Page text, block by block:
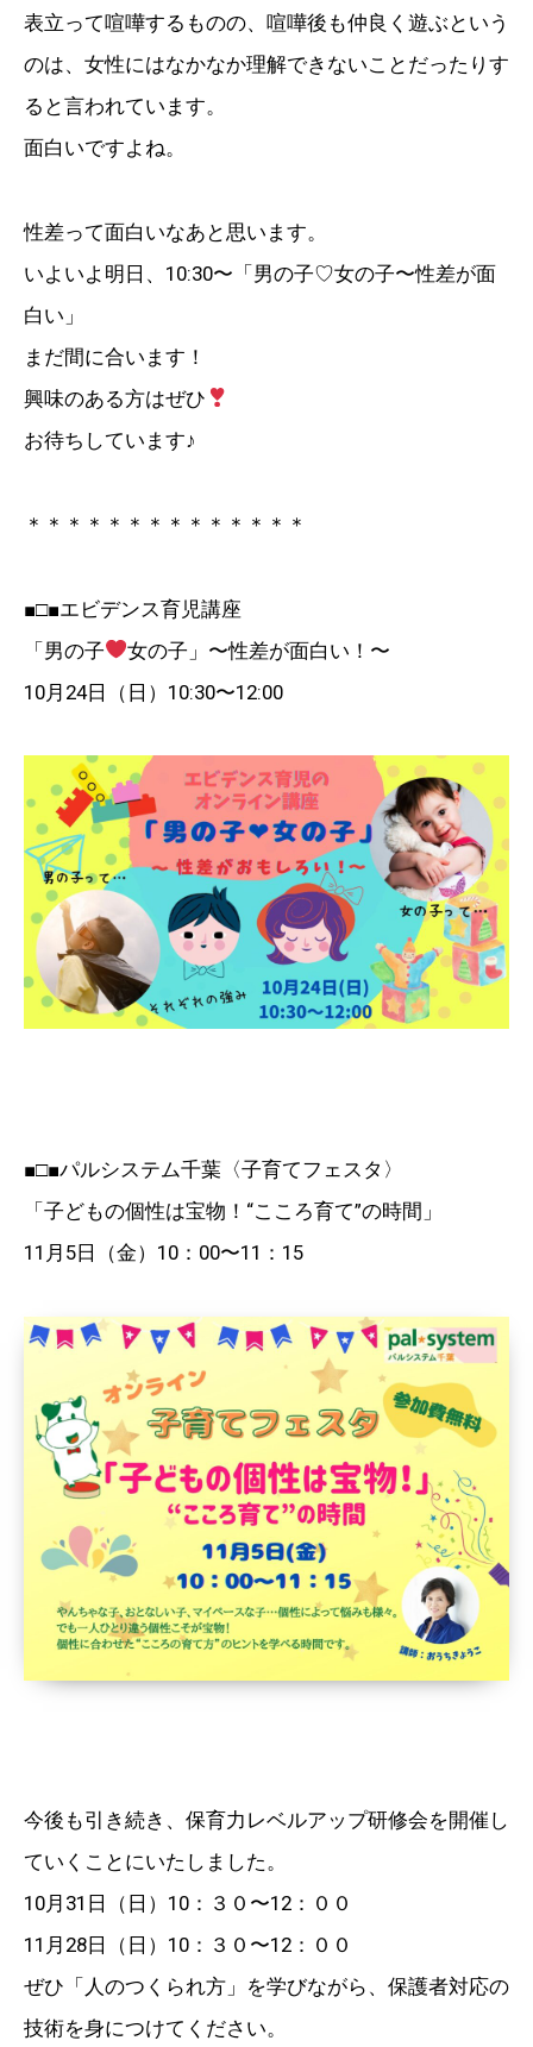
表立って喧嘩するものの、喧嘩後も仲良く遊ぶという
のは、女性にはなかなか理解できないことだったりす
ると言われています。
面白いですよね。
性差って面白いなあと思います。
いよいよ明日、10:30〜「男の子♡女の子〜性差が面
白い」
まだ間に合います！
興味のある方はぜひ
お待ちしています♪
＊＊＊＊＊＊＊＊＊＊＊＊＊＊
■□■エビデンス育児講座
「男の子
女の子」〜性差が面白い！〜
10月24日（日）10:30〜12:00
■□■パルシステム千葉〈子育てフェスタ〉
「子どもの個性は宝物！“こころ育て”の時間」
11月5日（金）10：00〜11：15
今後も引き続き、保育力レベルアップ研修会を開催し
ていくことにいたしました。
10月31日（日）10：３０〜12：００
11月28日（日）10：３０〜12：００
ぜひ「人のつくられ方」を学びながら、保護者対応の
技術を身につけてください。